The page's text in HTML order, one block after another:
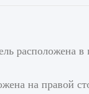
расположена
на правой